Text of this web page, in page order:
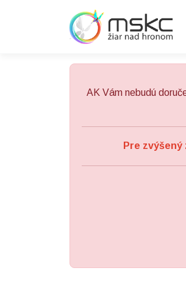
AK Vám nebudú
Pre zvýšený